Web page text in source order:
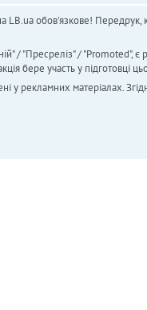
LB.ua обов'язкове!
/ "Пресреліз" / "Promoted",
участь у підготовці
у рекламних матеріалах.